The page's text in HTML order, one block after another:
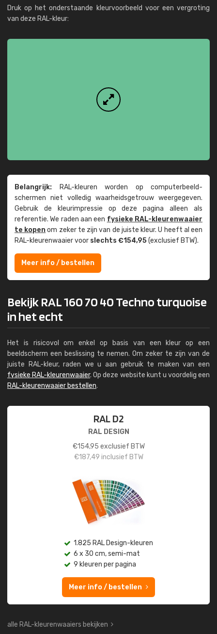
Druk op het onderstaande kleurvoorbeeld voor een vergroting
van deze RAL-kleur:
Belangrijk: RAL-kleuren worden op computer­beeld­
schermen niet volledig waarheids­­getrouw weer­gegeven.
Gebruik de kleur­impressie op deze pagina alleen als
referentie. We raden aan een fysieke RAL-kleuren­waaier
te kopenom zeker te zijn van de juiste kleur. U heeft al een
RAL-kleuren­waaier voor slechts €154,95(exclusief BTW).
Meer info / bestellen
Bekijk RAL 160 70 40 Techno turquoise
in het echt
Het is risicovol om enkel op basis van een kleur op een
beeldscherm een beslissing te nemen. Om zeker te zijn van de
juiste RAL-kleur, raden we u aan gebruik te maken van een
fysieke RAL-kleurenwaaier. Op deze website kunt u voordelig een
RAL-kleurenwaaier bestellen.
RAL D2
RAL DESIGN
€154,95 exclusief BTW
€187,49 inclusief BTW
1.825 RAL Design-kleuren
6 x 30 cm, semi-mat
9 kleuren per pagina
Meer info / bestellen
alle RAL-kleurenwaaiers bekijken